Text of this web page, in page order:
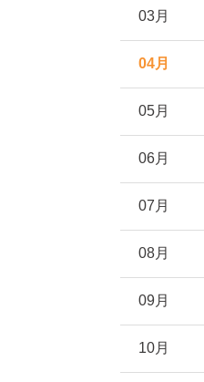
03月
04月
05月
06月
07月
08月
09月
10月